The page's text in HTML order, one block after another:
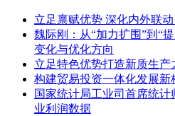
立足禀赋优势 深化内外联
魏际刚：从“加力扩围”到“
变化与优化方向
立足特色优势打造新质生产
构建贸易投资一体化发展新
国家统计局工业司首席统计
业利润数据